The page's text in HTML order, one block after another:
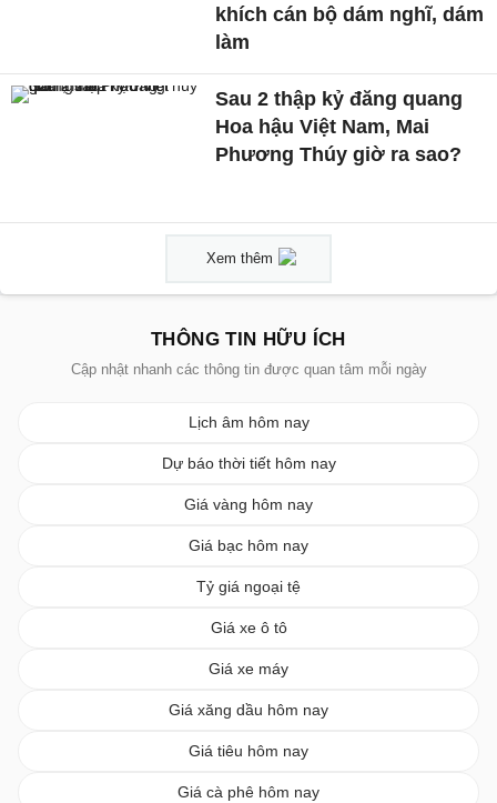
khích cán bộ dám nghĩ, dám
làm
Sau 2 thập kỷ đăng quang
Hoa hậu Việt Nam, Mai
Phương Thúy giờ ra sao?
Xem thêm
THÔNG TIN HỮU ÍCH
Cập nhật nhanh các thông tin được quan tâm mỗi ngày
Lịch âm hôm nay
Dự báo thời tiết hôm nay
Giá vàng hôm nay
Giá bạc hôm nay
Tỷ giá ngoại tệ
Giá xe ô tô
Giá xe máy
Giá xăng dầu hôm nay
Giá tiêu hôm nay
Giá cà phê hôm nay